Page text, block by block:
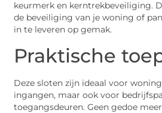
keurmerk en kerntrekbeveiliging.
de beveiliging van je woning of
in te leveren op gemak.
Praktische
Deze sloten zijn ideaal voor
ingangen, maar ook voor
toegangsdeuren. Geen gedoe